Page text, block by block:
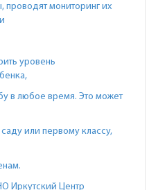
проводят мониторинг их
уровень
в любое время. Это может
или первому классу,
Иркутский Центр